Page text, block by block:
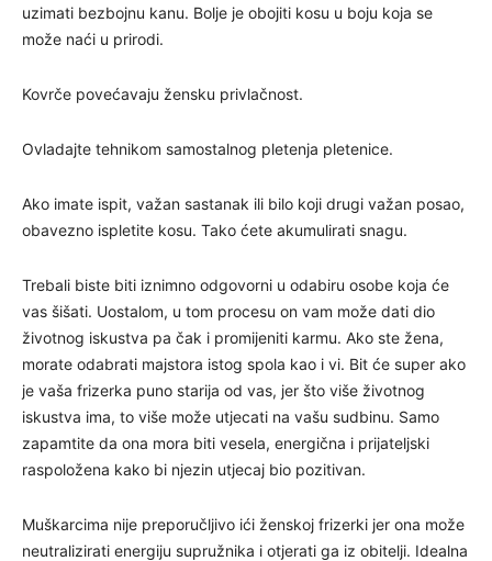
uzimati bezbojnu kanu. Bolje je obojiti kosu u boju koja se
može naći u prirodi.
Kovrče povećavaju žensku privlačnost.
Ovladajte tehnikom samostalnog pletenja pletenice.
Ako imate ispit, važan sastanak ili bilo koji drugi važan posao,
obavezno ispletite kosu. Tako ćete akumulirati snagu.
Trebali biste biti iznimno odgovorni u odabiru osobe koja će
vas šišati. Uostalom, u tom procesu on vam može dati dio
životnog iskustva pa čak i promijeniti karmu. Ako ste žena,
morate odabrati majstora istog spola kao i vi. Bit će super ako
je vaša frizerka puno starija od vas, jer što više životnog
iskustva ima, to više može utjecati na vašu sudbinu. Samo
zapamtite da ona mora biti vesela, energična i prijateljski
raspoložena kako bi njezin utjecaj bio pozitivan.
Muškarcima nije preporučljivo ići ženskoj frizerki jer ona može
neutralizirati energiju supružnika i otjerati ga iz obitelji. Idealna